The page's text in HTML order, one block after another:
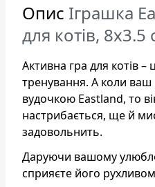
Опис Іграшка
для котів, 8х3.5
Активна гра для котів
тренування. А коли ваш
вудочкою Eastland, то
настрибається, ще й
задовольнить.
Даруючи вашому
сприяєте його